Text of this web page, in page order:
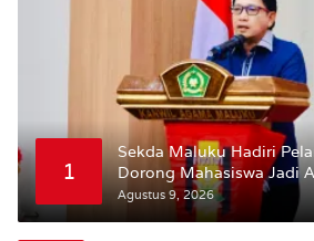
1
Sekda Maluku Hadiri
Dorong Mahasiswa Jadi
dan Mitra Strategis
Agustus 9, 2026